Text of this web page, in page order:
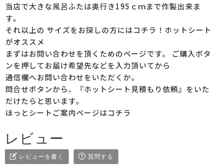
当店で大きな風呂ふたは奥行き195ｃｍまで作製出来ま
す。
それ以上の サイズをお探しの方にはコチラ！ホットシート
がオススメ
まずはお問い合わせを頂くためのページです。 ご購入ボタ
ンを押してお届け希望先などを入力頂いてから
通信欄へお問い合わせをいただくか。
問合せボタンから、『ホットシート見積もり依頼』をいた
だけたらと思います。
ほっとシートご案内ページはコチラ
レビュー
レビューを書く 質問する